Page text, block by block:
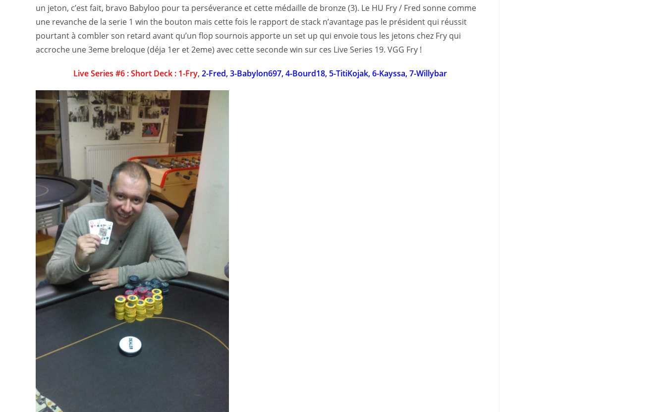
un jeton, c’est fait, bravo Babyloo pour ta perséverance et cette médaille de bronze (3). Le HU Fry / Fred sonne comme
une revanche de la serie 1 win the bouton mais cette fois le rapport de stack n’avantage pas le président qui réussit
pourtant à combler son retard avant qu’un flop sournois apporte un set up qui envoie tous les jetons chez Fry qui
accroche une 3eme breloque (déja 1er et 2eme) avec cette seconde win sur ces Live Series 19. VGG Fry !
Live Series #6 : Short Deck : 1-Fry, 2-Fred, 3-Babylon697, 4-Bourd18, 5-TitiKojak, 6-Kayssa, 7-Willybar